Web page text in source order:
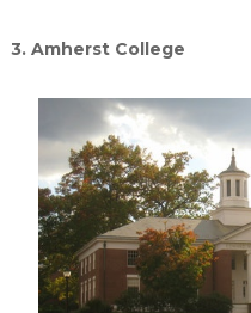
3. Amherst College